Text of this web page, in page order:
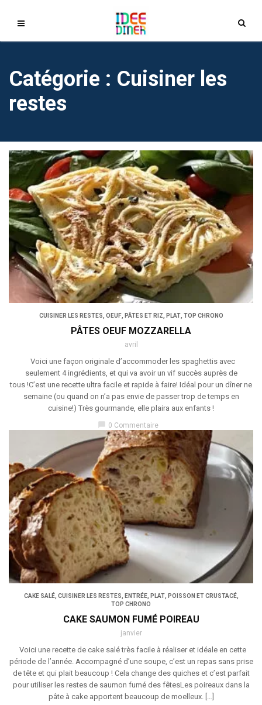
Catégorie : Cuisiner les
restes
CUISINER LES RESTES, OEUF, PÂTES ET RIZ, PLAT, TOP CHRONO
PÂTES OEUF MOZZARELLA
avril
Voici une façon originale d’accommoder les spaghettis avec
seulement 4 ingrédients, et qui va avoir un vif succès auprès de
tous !C’est une recette ultra facile et rapide à faire! Idéal pour un dîner ne
semaine (ou quand on n’a pas envie de passer trop de temps en
cuisine!) Très gourmande, elle plaira aux enfants !
chat_bubble 0 Commentaire
CAKE SALÉ, CUISINER LES RESTES ENTRÉE, PLAT, POISSON ET CRUSTACÉ,
TOP CHRONO
CAKE SAUMON FUMÉ POIREAU
janvier
Voici une recette de cake salé très facile à réaliser et idéale en cette
période de l’année. Accompagné d’une soupe, c’est un repas sans prise
de tête et qui plait beaucoup ! Cela change des quiches et c’est parfait
pour utiliser les restes de saumon fumé des fêtesLes poireaux dans la
pâte à cake apportent beaucoup de moelleux. […]